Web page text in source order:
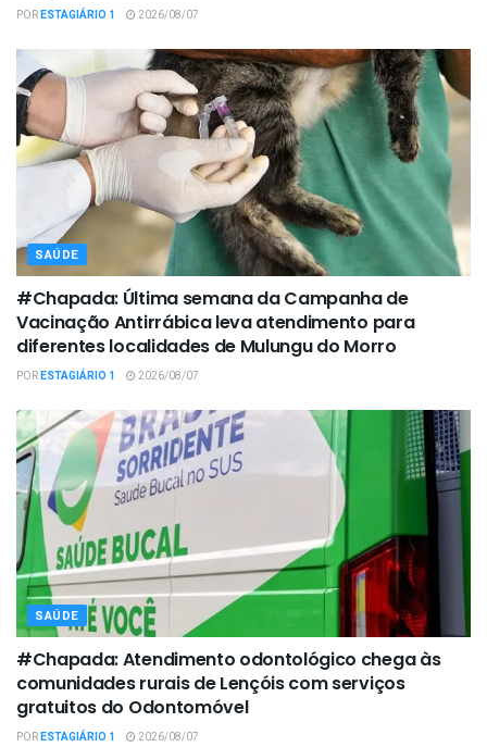
PORESTAGIÁRIO 1 2026/08/07
SAÚDE
#Chapada: Última semana da Campanha de
Vacinação Antirrábica leva atendimento para
diferentes localidades de Mulungu do Morro
PORESTAGIÁRIO 1 2026/08/07
SAÚDE
#Chapada: Atendimento odontológico chega às
comunidades rurais de Lençóis com serviços
gratuitos do Odontomóvel
PORESTAGIÁRIO 1 2026/08/07